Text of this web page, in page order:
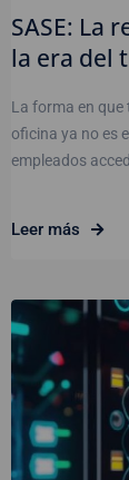
SASE: La
la era del
La forma en
oficina ya no es
empleados
Leer más